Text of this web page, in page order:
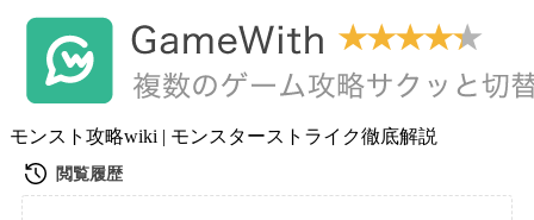
モンスト攻略wiki | モンスターストライク徹底解説